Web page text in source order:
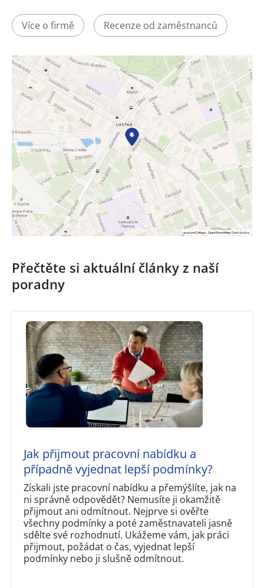
Více o firmě Recenze od zaměstnanců
Přečtěte si aktuální články z naší
poradny
Jak přijmout pracovní nabídku a
případně vyjednat lepší podmínky?
Získali jste pracovní nabídku a přemýšlíte, jak na
ni správně odpovědět? Nemusíte ji okamžitě
přijmout ani odmítnout. Nejprve si ověřte
všechny podmínky a poté zaměstnavateli jasně
sdělte své rozhodnutí. Ukážeme vám, jak práci
přijmout, požádat o čas, vyjednat lepší
podmínky nebo ji slušně odmítnout.